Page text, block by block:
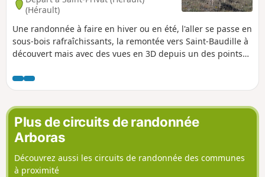
(Hérault)
Une randonnée à faire en hiver ou en été, l'aller se passe en
sous-bois rafraîchissants, la remontée vers Saint-Baudille à
découvert mais avec des vues en 3D depuis un des points
Plus de circuits de randonnée
Arboras
Découvrez aussi les circuits de randonnée des communes
à proximité